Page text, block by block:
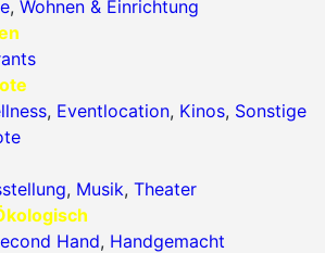
, Wohnen & Einrichtung
, Eventlocation, Kinos, Sonstige
, Musik, Theater
Hand, Handgemacht